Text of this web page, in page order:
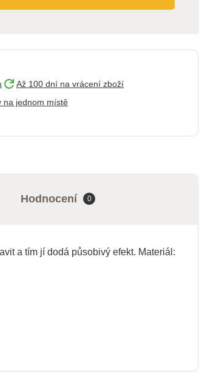
Až 100 dní na vrácení zboží
na jednom místě
Hodnocení 0
a tím jí dodá působivý efekt. Materiál: